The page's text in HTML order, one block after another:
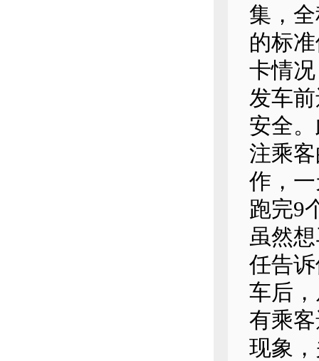
集，
的标
卡情
发车
安全
注乘
作，
跑完9
虽然
任告
车后
有乘
现象